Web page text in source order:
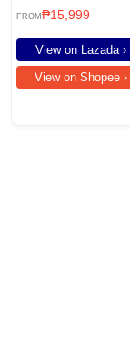
Energy Efficient | Low
Durable Build
FROM ₱15,999
View on Lazada ›
View on Shopee ›